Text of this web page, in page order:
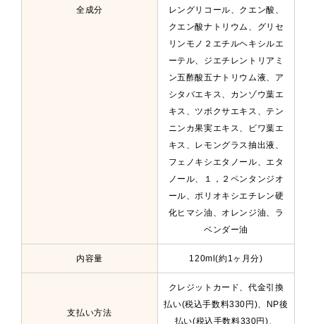
全成分
レングリコール、クエン酸、
クエン酸ナトリウム、グリセ
リンモノ２エチルヘキシルエ
ーテル、ジエチレントリアミ
ン五酢酸五ナトリウム液、ア
シタバエキス、カンゾウ葉エ
キス、ツボクサエキス、テン
ニンカ果実エキス、ビワ葉エ
キス、レモングラス抽出液、
フェノキシエタノール、エタ
ノール、１，２ペンタンジオ
ール、ポリオキシエチレン硬
化ヒマシ油、オレンジ油、ラ
ベンダー油
内容量 120ml(約1ヶ月分)
支払い方法
クレジットカード、代金引換
払い(税込手数料330円)、NP後
払い(税込手数料330円)、